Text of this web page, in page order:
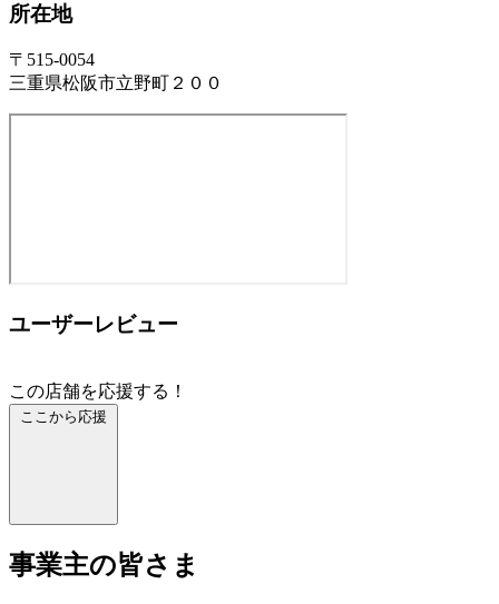
所在地
〒515-0054
三重県松阪市立野町２００
ユーザーレビュー
この店舗を応援する！
ここから応援
事業主の皆さま